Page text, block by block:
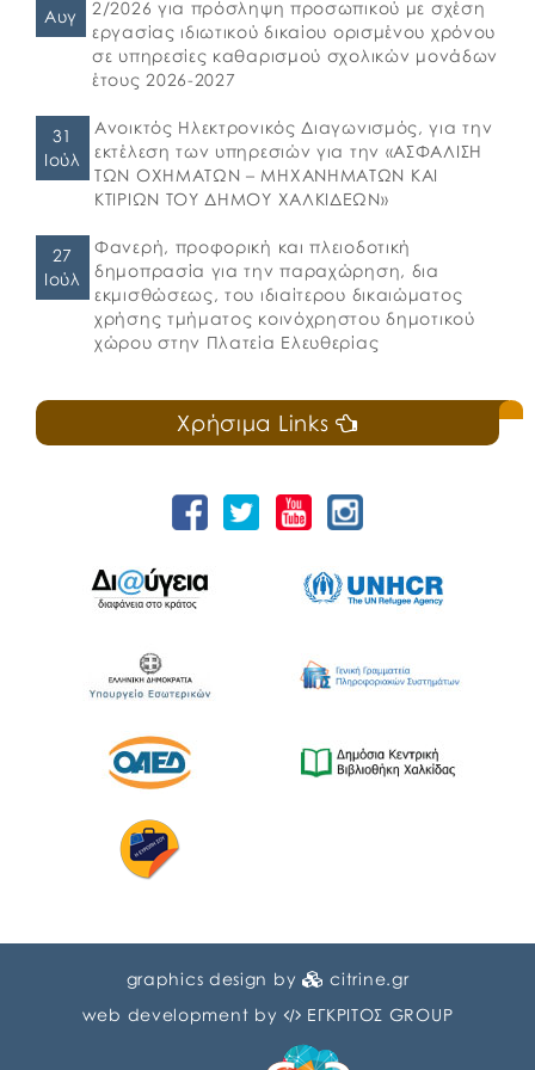
Αυγ
2/2026 για πρόσληψη προσωπικού με σχέση
εργασίας ιδιωτικού δικαίου ορισμένου χρόνου
σε υπηρεσίες καθαρισμού σχολικών μονάδων
έτους 2026-2027
31
Ιούλ
Ανοικτός Ηλεκτρονικός Διαγωνισμός, για την
εκτέλεση των υπηρεσιών για την «ΑΣΦΑΛΙΣΗ
ΤΩΝ ΟΧΗΜΑΤΩΝ – ΜΗΧΑΝΗΜΑΤΩΝ ΚΑΙ
ΚΤΙΡΙΩΝ ΤΟΥ ΔΗΜΟΥ ΧΑΛΚΙΔΕΩΝ»
27
Ιούλ
Φανερή, προφορική και πλειοδοτική
δημοπρασία για την παραχώρηση, δια
εκμισθώσεως, του ιδιαίτερου δικαιώματος
χρήσης τμήματος κοινόχρηστου δημοτικού
χώρου στην Πλατεία Ελευθερίας
Χρήσιμα Links
graphics design by
citrine.gr
web development by
ΕΓΚΡΙΤΟΣ GROUP